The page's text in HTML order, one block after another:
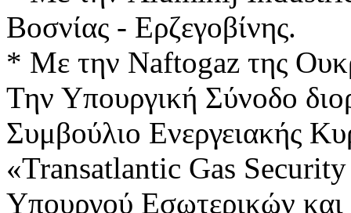
Βοσνίας - Ερζεγοβίνης.
* Με την Naftogaz της
Την Υπουργική Σύνοδο
Συμβούλιο Ενεργειακής
«Transatlantic Gas
Υπουργού Εσωτερικών